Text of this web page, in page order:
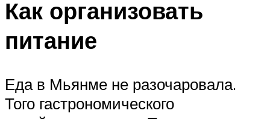
Как организовать
питание
Еда в Мьянме не разочаровала.
Того гастрономического